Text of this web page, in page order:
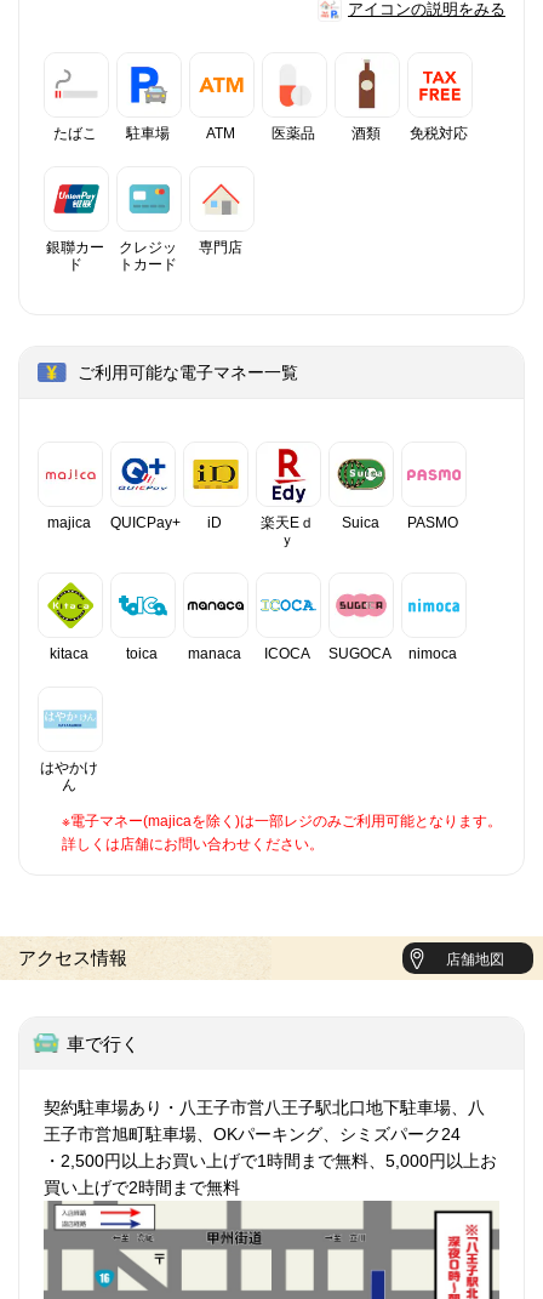
アイコンの説明をみる
たばこ 駐車場 ATM 医薬品 酒類 免税対応
銀聯カー
ド
クレジッ
トカード
専門店
ご利用可能な電子マネー一覧
majica QUICPay+ iD
楽天Eｄ
ｙ
Suica PASMO
kitaca toica manaca ICOCA SUGOCA nimoca
はやかけ
ん
※電子マネー(majicaを除く)は一部レジのみご利用可能となります。
詳しくは店舗にお問い合わせください。
アクセス情報 店舗地図
車で行く
契約駐車場あり・八王子市営八王子駅北口地下駐車場、八
王子市営旭町駐車場、OKパーキング、シミズパーク24
・2,500円以上お買い上げで1時間まで無料、5,000円以上お
買い上げで2時間まで無料